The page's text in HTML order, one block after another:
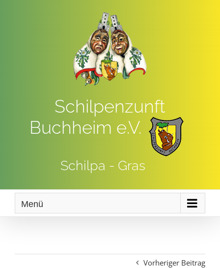
Schilpenzunft
Buchheim e.V.
Schilpa - Gras
Menü
Vorheriger Beitrag